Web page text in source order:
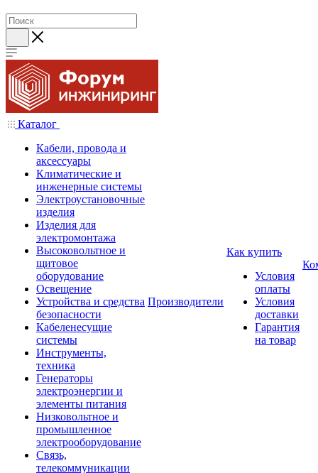
Каталог
Кабели, провода и
аксессуары
Климатические и
инженерные системы
Электроустановочные
изделия
Изделия для
электромонтажа
Высоковольтное и
щитовое
оборудование
Освещение
Устройства и средства
безопасности
Кабеленесущие
системы
Инструменты,
техника
Генераторы
электроэнергии и
элементы питания
Низковольтное и
промышленное
электрооборудование
Связь,
телекоммуникации
Производители
Как купить
Условия
оплаты
Условия
доставки
Гарантия
на товар